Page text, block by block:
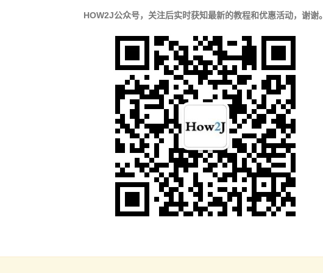
HOW2J公众号，关注后实时获知最新的教程和优惠活动，谢谢。